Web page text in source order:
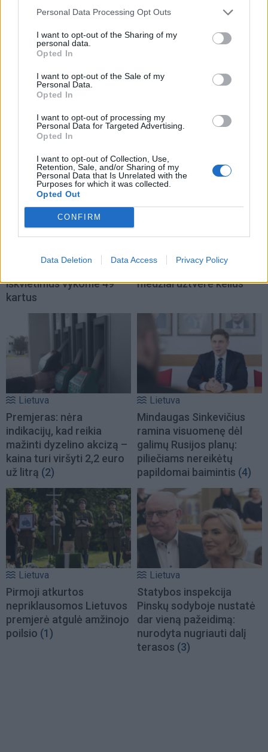
Personal Data Processing Opt Outs
I want to opt-out of the Sharing of my
personal data.
Opted In
I want to opt-out of the Sale of my
Personal Data.
Opted In
I want to opt-out of processing my
Personal Data for Targeted Advertising.
Opted In
I want to opt-out of Collection, Use,
Retention, Sale, and/or Sharing of my
Personal Data that Is Unrelated with the
Purposes for which it was collected.
Opted Out
CONFIRM
Data Deletion Data Access Privacy Policy
Lietuva
Čmilytė-Nielsen
kandidatuoti į
prezidentus (16)
Lietuva
iškvietimus vyko beveik
Lietuva
Ugniagesiai: dėl audros
iškvietimus vykome 49
kartus
Lietuva
Varėnos rajoną ir vėl
medžiai užtvėrė kelius
Lietuva
Premjeras: nėra
indikacijų, kad reikia
mažinti dyzelino akcizą –
kaina turi viršyti 2,2 euro
už litrą (2)
Lietuva
Mindaugas Sinkevičius
ramina visuomenę dėl
galimų Rusijos planų:
piliečiams nereikėtų
papildomai baimintis (4)
Lietuva
Pirmoji atkurtos
nepriklausomos Lietuvos
premjerė atgulė amžinojo
poilsio (1)
Lietuva
Statybos inspekcija
Pinskų sodyboje nustatė
dar vieną pažeidimą:
nurodyta nugriauti dalį
terasos (3)